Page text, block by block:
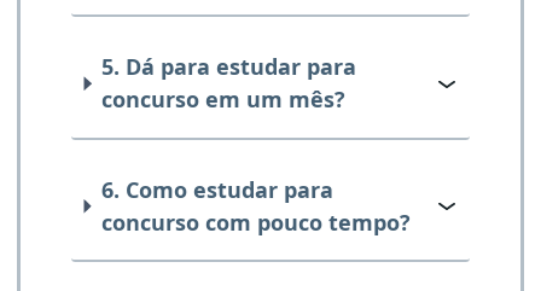
5. Dá para estudar para
concurso em um mês?
6. Como estudar para
concurso com pouco tempo?